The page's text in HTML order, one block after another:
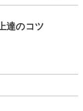
達のコツ